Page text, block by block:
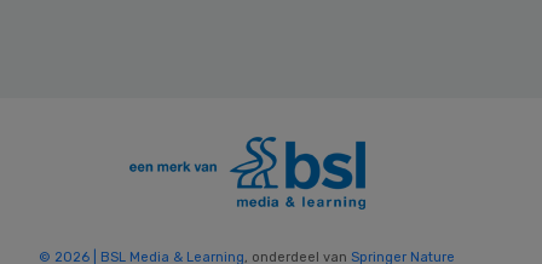
© 2026 | BSL Media & Learning, onderdeel van Springer Nature